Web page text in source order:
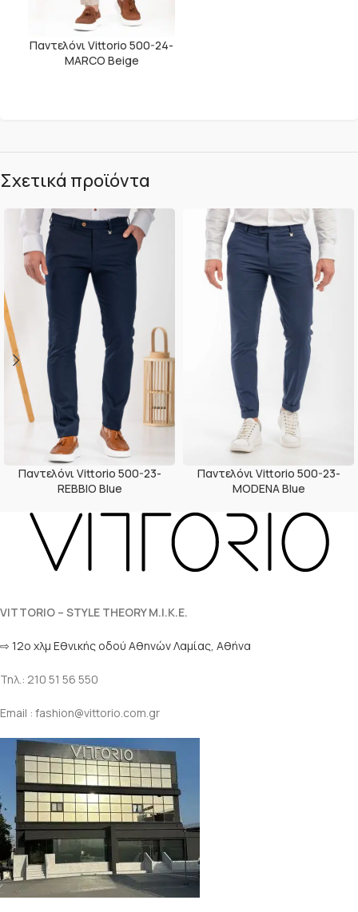
Παντελόνι Vittorio 500-24-
MARCO Beige
Σχετικά προϊόντα
Παντελόνι Vittorio 500-23-
REBBIO Blue
Παντελόνι Vittorio 500-23-
MODENA Blue
VITTORIO – STYLE THEORY M.I.K.E.
⇨ 12ο χλμ Eθνικής οδού Αθηνών Λαμίας, Αθήνα
Τηλ.: 210 51 56 550
Email : fashion@vittorio.com.gr